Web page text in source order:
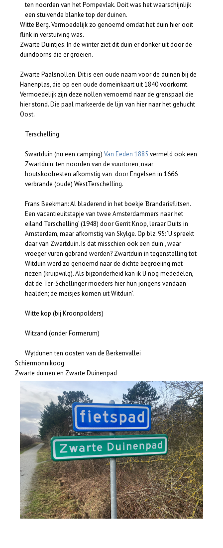
ten noorden van het Pompevlak. Ooit was het waarschijnlijk
een stuivende blanke top der duinen.
Witte Berg. Vermoedelijk zo genoemd omdat het duin hier ooit
flink in verstuiving was.
Zwarte Duintjes. In de winter ziet dit duin er donker uit door de
duindoorns die er groeien.
Zwarte Paalsnollen. Dit is een oude naam voor de duinen bij de
Hanenplas, die op een oude domeinkaart uit 1840 voorkomt.
Vermoedelijk zijn deze nollen vernoemd naar de grenspaal die
hier stond. Die paal markeerde de lijn van hier naar het gehucht
Oost.
Terschelling
Swartduin (nu een camping) Van Eeden 1885 vermeld ook een
Zwartduin: ten noorden van de vuurtoren, naar
houtskoolresten afkomstig van door Engelsen in 1666
verbrande (oude) WestTerschelling.
Frans Beekman: Al bladerend in het boekje ‘Brandarisflitsen.
Een vacantieuitstapje van twee Amsterdammers naar het
eiland Terschelling’ (1948) door Gerrit Knop, leraar Duits in
Amsterdam, maar afkomstig van Skylge. Op blz. 95: ‘U spreekt
daar van Zwartduin. Is dat misschien ook een duin , waar
vroeger vuren gebrand werden? Zwartduin in tegenstelling tot
Witduin werd zo genoemd naar de dichte begroeiing met
riezen (kruipwilg). Als bijzonderheid kan ik U nog mededelen,
dat de Ter-Schellinger moeders hier hun jongens vandaan
haalden; de meisjes komen uit Witduin’.
Witte kop (bij Kroonpolders)
Witzand (onder Formerum)
Wytdunen ten oosten van de Berkenvallei
Schiermonnikoog
Zwarte duinen en Zwarte Duinenpad